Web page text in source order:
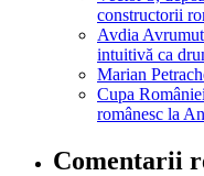
constructorii
Avdia
intuitivă ca
Marian
Cupa
românesc la
Comentarii